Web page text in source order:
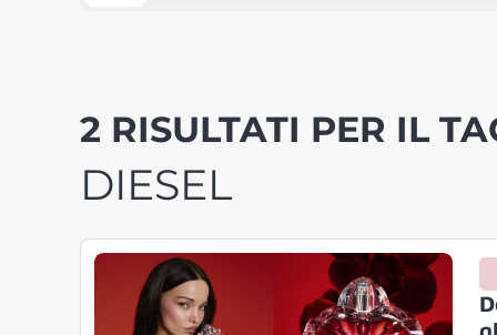
2 RISULTATI PER IL
DIESEL